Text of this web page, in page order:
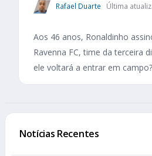
Rafael Duarte Última
Aos 46 anos, Ronaldinho
Ravenna FC, time da terceira
ele voltará a entrar em campo?
Notícias Recentes